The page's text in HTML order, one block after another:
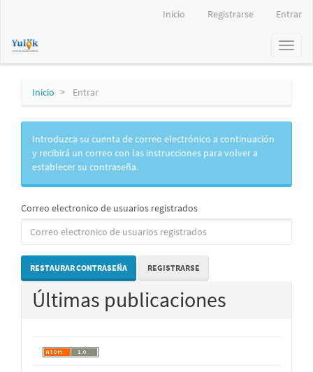
principal
Inicio Registrarse Entrar
Toggle
Inicio Entrar
Introduzca su cuenta de correo electrónico a continuación
y recibirá un correo con las instrucciones para volver a
establecer su contraseña.
Correo electronico de usuarios registrados
RESTAURAR CONTRASEÑA REGISTRARSE
Últimas publicaciones